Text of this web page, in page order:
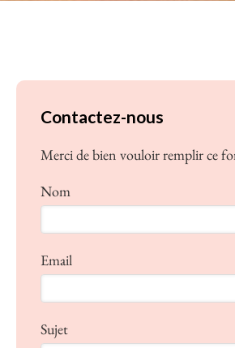
Contactez-nous
Merci de bien vouloir remplir ce
Nom
Email
Sujet